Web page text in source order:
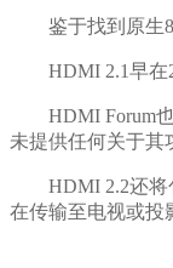
鉴于找到原生
HDMI 2.1早
HDMI Forum
未提供任何关于其
HDMI 2.2还
在传输至电视或投